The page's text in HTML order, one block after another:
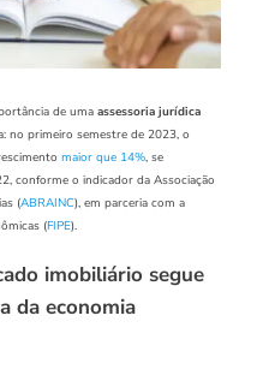
de uma assessoria jurídica
no primeiro semestre de 2023, o
maior que 14%, se
conforme o indicador da Associação
(ABRAINC), em parceria com a
(FIPE).
imobiliário segue
da economia